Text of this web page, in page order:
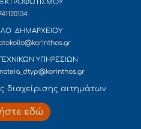
ΔΗΜΑΡΧΕΙΟΥ
ΥΠΗΡΕΣΙΩΝ
αιτημάτων
εδώ